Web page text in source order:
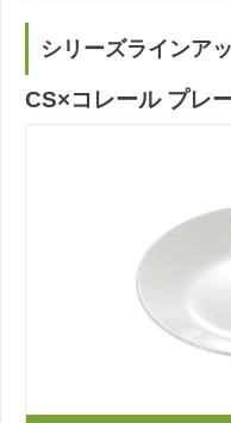
シリーズラインア
CS×コレール プレ